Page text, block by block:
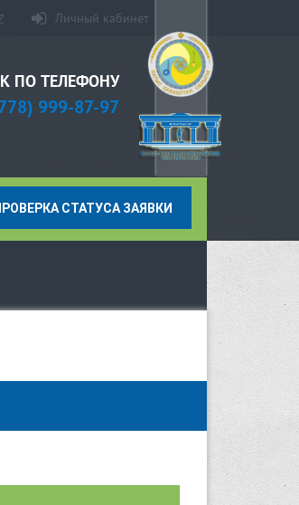
Личный кабинет
ПО ТЕЛЕФОНУ
999-87-97
СТАТУСА ЗАЯВКИ